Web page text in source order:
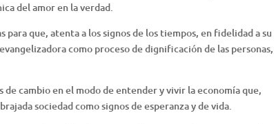
del amor en la verdad.
que, atenta a los signos de los tiempos, en fidelidad a su
como proceso de dignificación de las personas,
cambio en el modo de entender y vivir la economía que,
sociedad como signos de esperanza y de vida.